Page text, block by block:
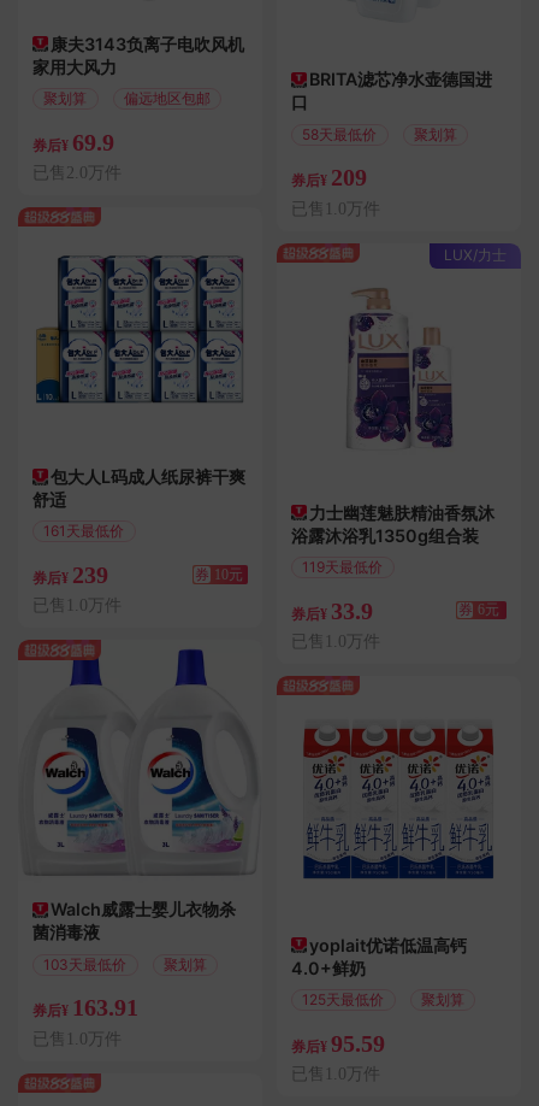
康夫3143负离子电吹风机
家用大风力
聚划算 偏远地区包邮
券后¥ 69.9
已售2.0万件
包大人L码成人纸尿裤干爽
舒适
161天最低价
券后¥ 239 券 10元
已售1.0万件
Walch威露士婴儿衣物杀
菌消毒液
103天最低价 聚划算
券后¥ 163.91
已售1.0万件
BRITA滤芯净水壶德国进
口
58天最低价 聚划算
券后¥ 209
已售1.0万件
LUX/力士
力士幽莲魅肤精油香氛沐
浴露沐浴乳1350g组合装
119天最低价
券后¥ 33.9 券 6元
已售1.0万件
yoplait优诺低温高钙
4.0+鲜奶
125天最低价 聚划算
券后¥ 95.59
已售1.0万件